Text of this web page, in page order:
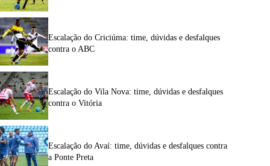
Escalação do Criciúma: time, dúvidas e desfalques
contra o ABC
Escalação do Vila Nova: time, dúvidas e desfalques
contra o Vitória
Escalação do Avaí: time, dúvidas e desfalques contra
a Ponte Preta